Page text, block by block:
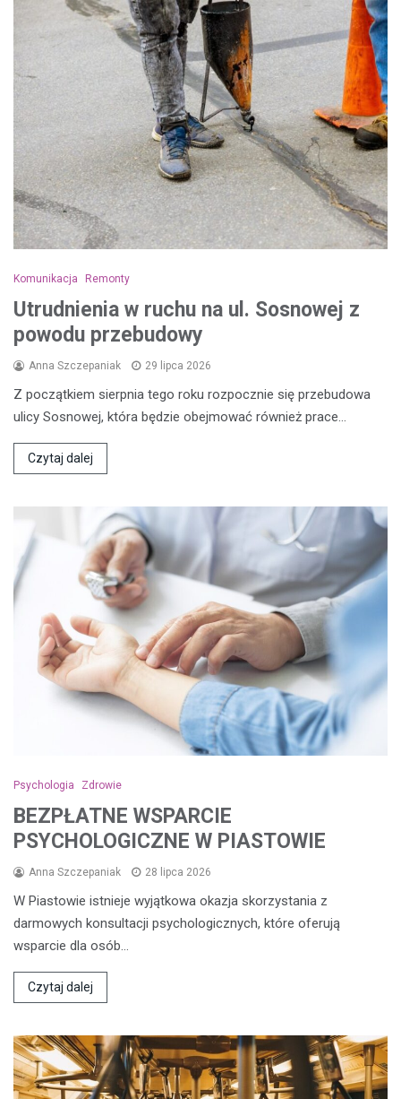
Komunikacja Remonty
Utrudnienia w ruchu na ul. Sosnowej z
powodu przebudowy
Anna Szczepaniak 29 lipca 2026
Z początkiem sierpnia tego roku rozpocznie się przebudowa
ulicy Sosnowej, która będzie obejmować również prace…
Czytaj dalej
Psychologia Zdrowie
BEZPŁATNE WSPARCIE
PSYCHOLOGICZNE W PIASTOWIE
Anna Szczepaniak 28 lipca 2026
W Piastowie istnieje wyjątkowa okazja skorzystania z
darmowych konsultacji psychologicznych, które oferują
wsparcie dla osób…
Czytaj dalej